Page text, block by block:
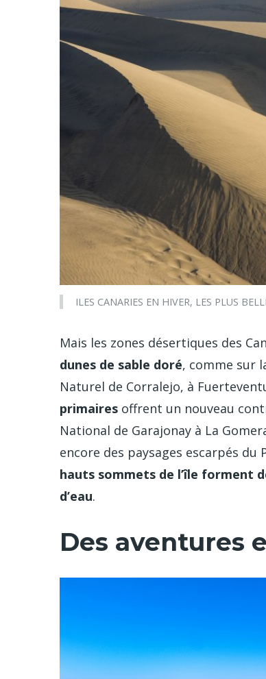
ILES CANARIES EN HIVER, LES PLUS
Mais les zones désertiques des
dunes de sable doré, comme sur
Naturel de Corralejo, à
primaires offrent un nouveau
National de Garajonay à La
encore des paysages escarpés
hauts sommets de l’île forment
d’eau.
Des aventures